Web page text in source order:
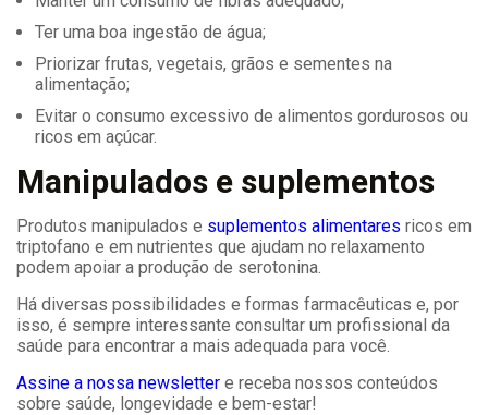
Ter uma boa ingestão de água;
Priorizar frutas, vegetais, grãos e sementes na
alimentação;
Evitar o consumo excessivo de alimentos gordurosos ou
ricos em açúcar.
Manipulados e suplementos
Produtos manipulados e suplementos alimentares ricos em
triptofano e em nutrientes que ajudam no relaxamento
podem apoiar a produção de serotonina.
Há diversas possibilidades e formas farmacêuticas e, por
isso, é sempre interessante consultar um profissional da
saúde para encontrar a mais adequada para você.
Assine a nossa newsletter e receba nossos conteúdos
sobre saúde, longevidade e bem-estar!